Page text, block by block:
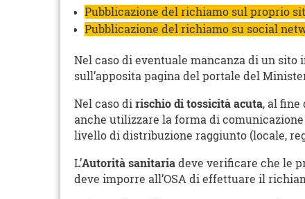
Pubblicazione del richiamo sul proprio
Pubblicazione del richiamo su social
Nel caso di eventuale mancanza di un
sull’apposita pagina del portale del
Nel caso di rischio di tossicità acuta, al fine
anche utilizzare la forma di
livello di distribuzione raggiunto (locale,
L’Autorità sanitaria deve verificare che le
deve imporre all’OSA di effettuare il